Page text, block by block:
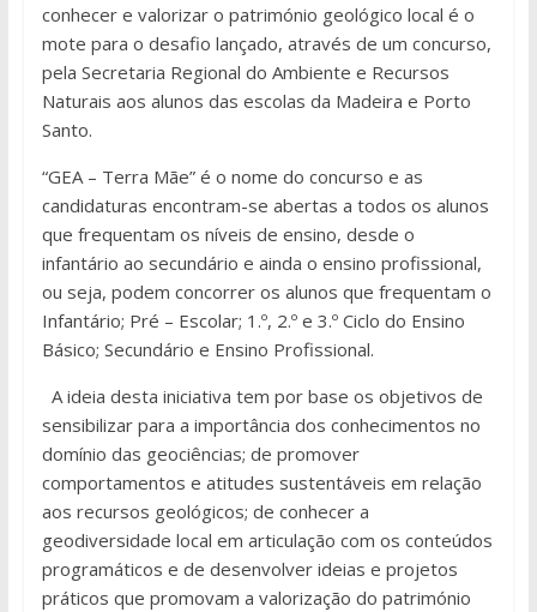
conhecer e valorizar o património geológico local é o
mote para o desafio lançado, através de um concurso,
pela Secretaria Regional do Ambiente e Recursos
Naturais aos alunos das escolas da Madeira e Porto
Santo.
“GEA – Terra Mãe” é o nome do concurso e as
candidaturas encontram-se abertas a todos os alunos
que frequentam os níveis de ensino, desde o
infantário ao secundário e ainda o ensino profissional,
ou seja, podem concorrer os alunos que frequentam o
Infantário; Pré – Escolar; 1.º, 2.º e 3.º Ciclo do Ensino
Básico; Secundário e Ensino Profissional.
A ideia desta iniciativa tem por base os objetivos de
sensibilizar para a importância dos conhecimentos no
domínio das geociências; de promover
comportamentos e atitudes sustentáveis em relação
aos recursos geológicos; de conhecer a
geodiversidade local em articulação com os conteúdos
programáticos e de desenvolver ideias e projetos
práticos que promovam a valorização do património